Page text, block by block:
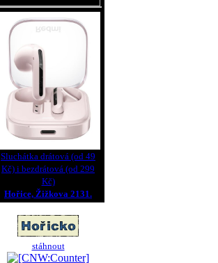
Sluchátka drátová (od 49
Kč) i bezdrátová (od 299
Kč)
Hořice, Žižkova 2131.
stáhnout